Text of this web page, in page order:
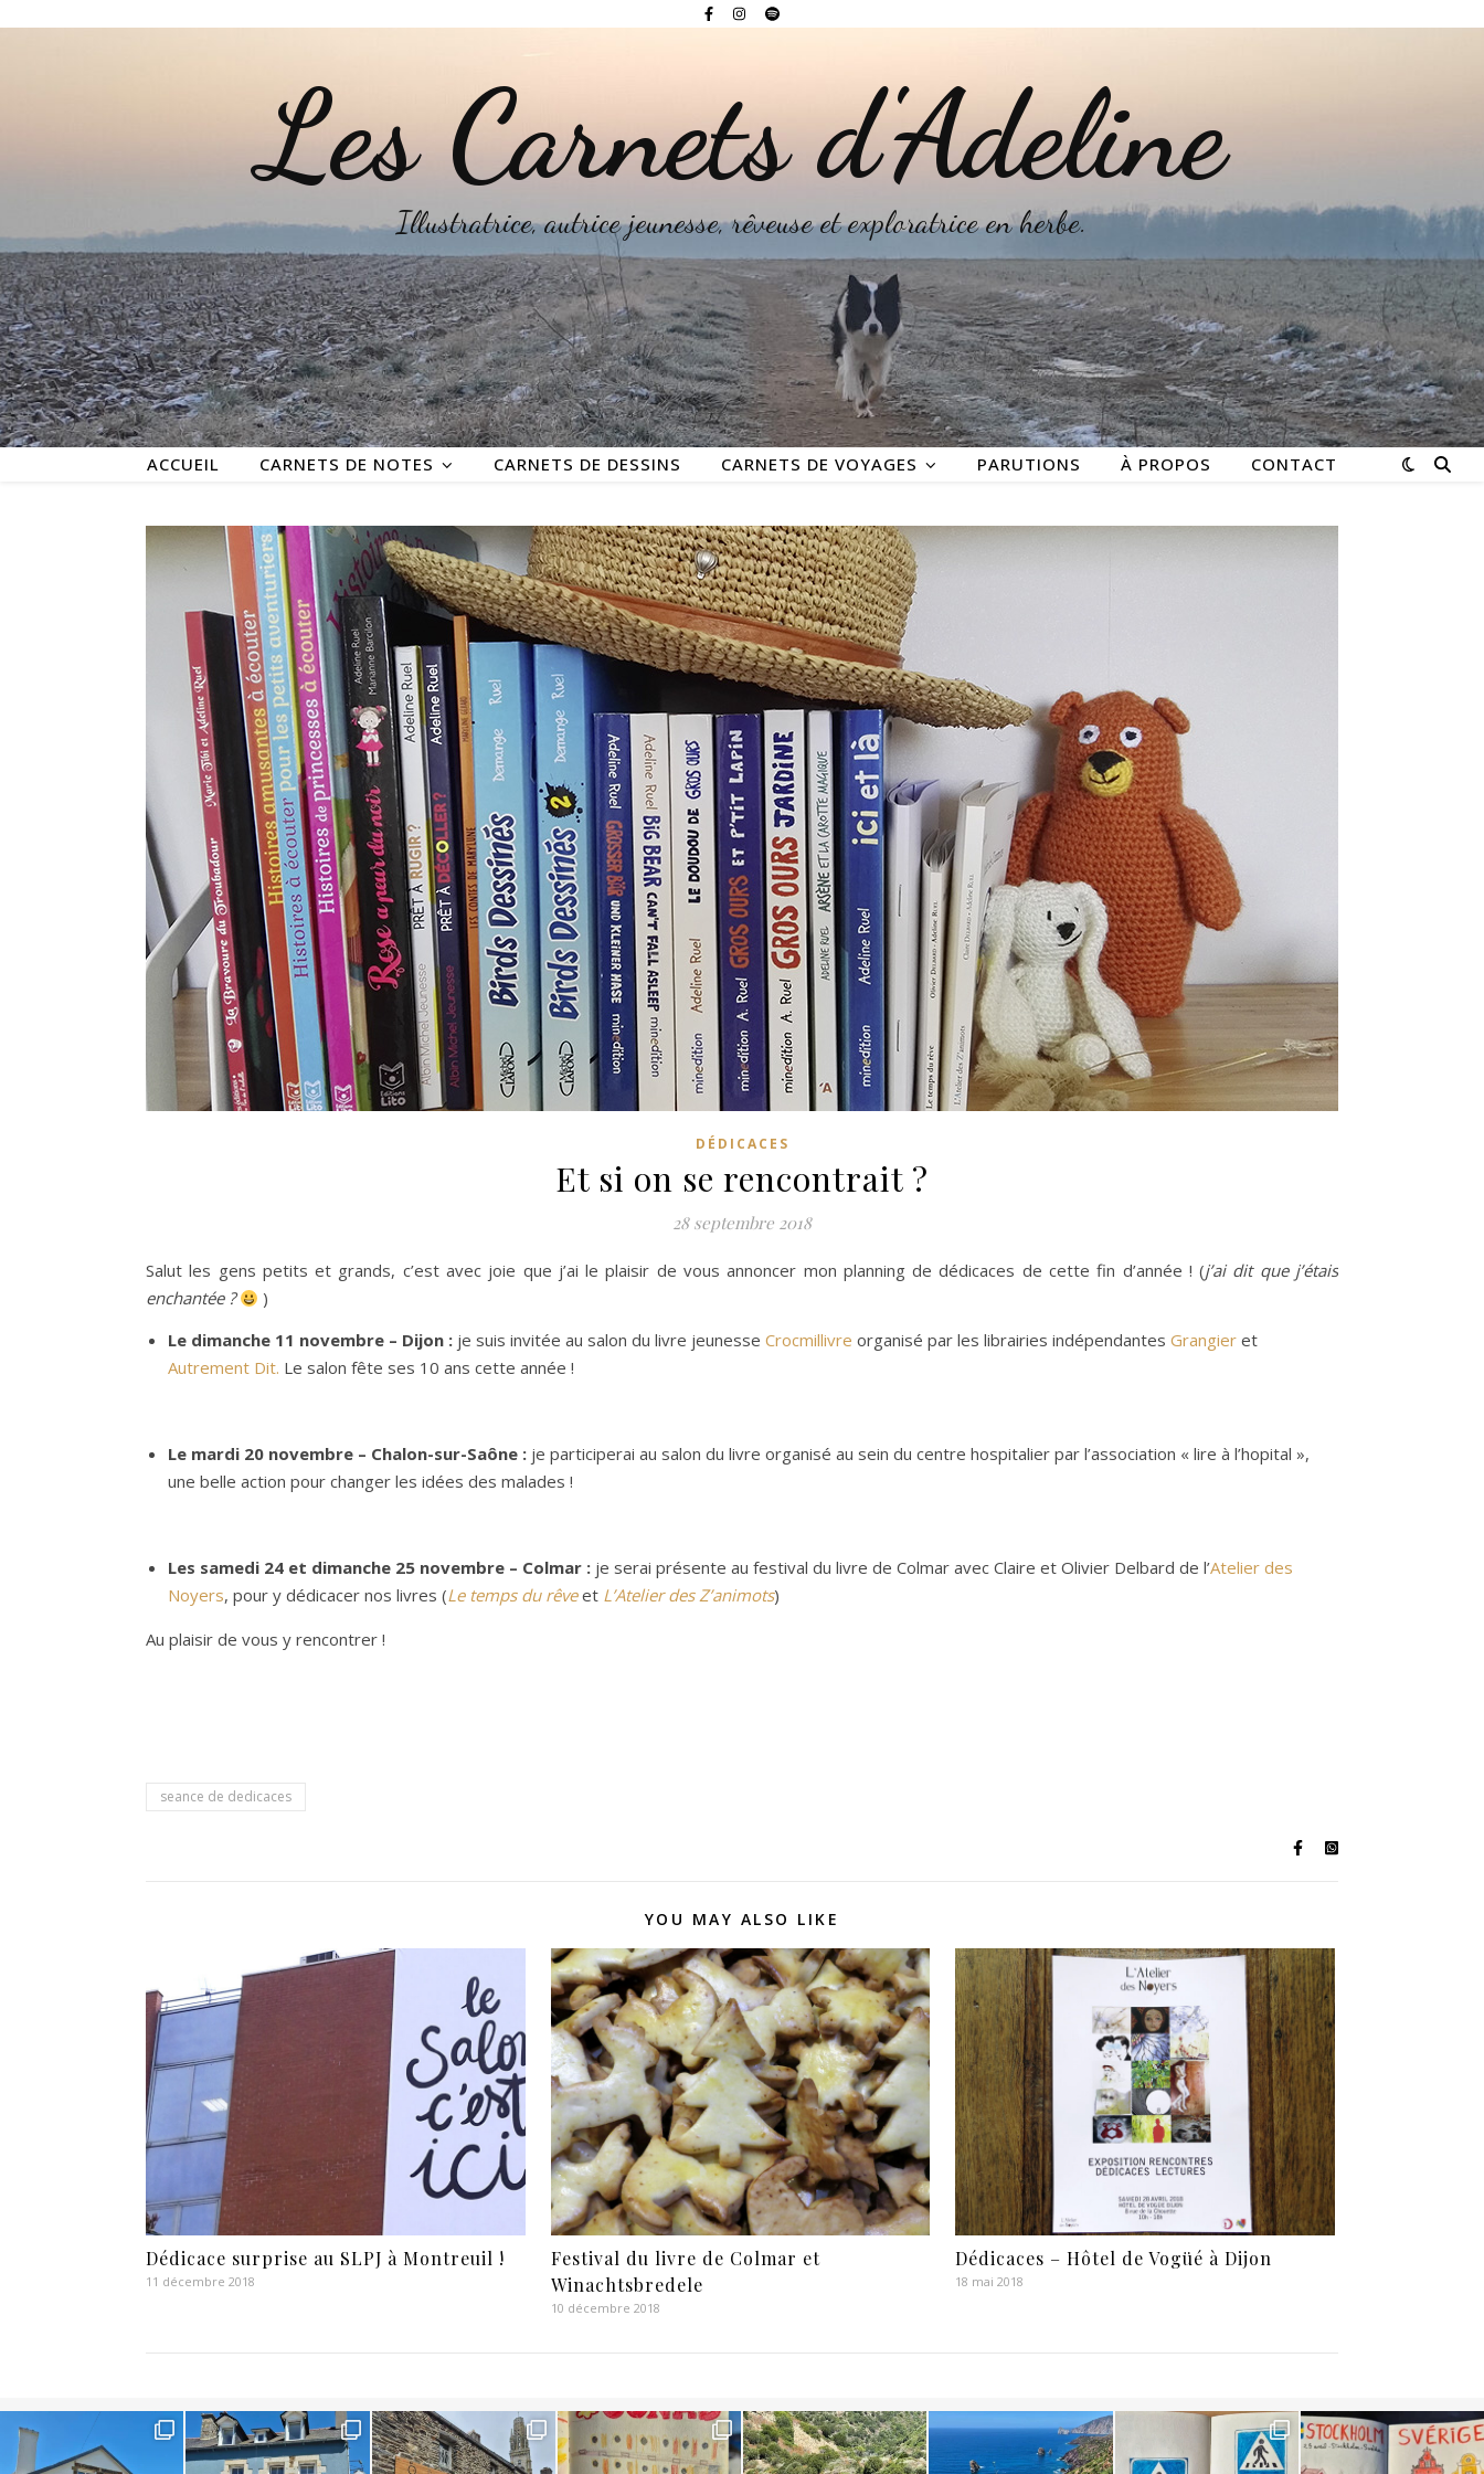
Les Carnets d'Adeline
Illustratrice, autrice jeunesse, rêveuse et exploratrice en herbe.
ACCUEIL CARNETS DE NOTES CARNETS DE DESSINS CARNETS DE VOYAGES PARUTIONS À PROPOS CONTACT
DÉDICACES
Et si on se rencontrait ?
28 septembre 2018
Salut les gens petits et grands, c’est avec joie que j’ai le plaisir de vous annoncer mon planning de dédicaces de cette fin d’année ! (j’ai dit que j’étais
enchantée ?
)
Le dimanche 11 novembre – Dijon : je suis invitée au salon du livre jeunesse Crocmillivre organisé par les librairies indépendantes Grangier et
Autrement Dit. Le salon fête ses 10 ans cette année !
Le mardi 20 novembre – Chalon-sur-Saône : je participerai au salon du livre organisé au sein du centre hospitalier par l’association « lire à l’hopital »,
une belle action pour changer les idées des malades !
Les samedi 24 et dimanche 25 novembre – Colmar : je serai présente au festival du livre de Colmar avec Claire et Olivier Delbard de l’Atelier des
Noyers, pour y dédicacer nos livres (Le temps du rêveet L’Atelier des Z’animots)
Au plaisir de vous y rencontrer !
seance de dedicaces
YOU MAY ALSO LIKE
Dédicace surprise au SLPJ à Montreuil !
11 décembre 2018
Festival du livre de Colmar et
Winachtsbredele
10 décembre 2018
Dédicaces – Hôtel de Vogüé à Dijon
18 mai 2018